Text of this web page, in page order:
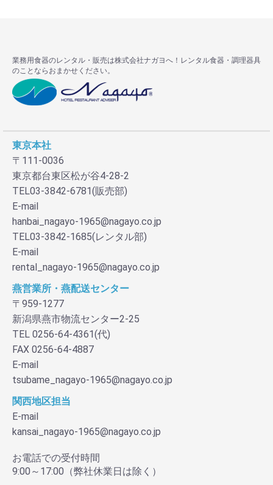
業務用食器のレンタル・販売は株式会社ナガヨへ！レンタル食器・調理器具
のことならおまかせください。
東京本社
〒111-0036
東京都台東区松が谷4-28-2
TEL03-3842-6781(販売部)
E-mail
hanbai_nagayo-1965@nagayo.co.jp
TEL03-3842-1685(レンタル部)
E-mail
rental_nagayo-1965@nagayo.co.jp
燕営業所・燕配送センター
〒959-1277
新潟県燕市物流センター2-25
TEL 0256-64-4361(代)
FAX 0256-64-4887
E-mail
tsubame_nagayo-1965@nagayo.co.jp
関西地区担当
E-mail
kansai_nagayo-1965@nagayo.co.jp
お電話での受付時間
9:00～17:00（弊社休業日は除く）